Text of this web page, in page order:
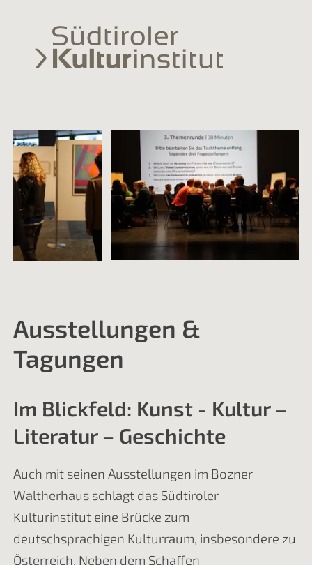
Ausstellungen &
Tagungen
Im Blickfeld: Kunst - Kultur –
Literatur – Geschichte
Auch mit seinen Ausstellungen im Bozner
Waltherhaus schlägt das Südtiroler
Kulturinstitut eine Brücke zum
deutschsprachigen Kulturraum, insbesondere zu
Österreich. Neben dem Schaffen